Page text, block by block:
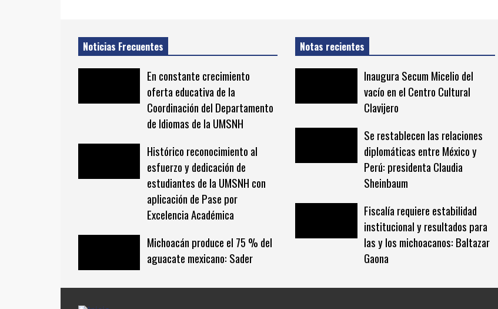
Noticias Frecuentes
En constante crecimiento
oferta educativa de la
Coordinación del Departamento
de Idiomas de la UMSNH
Histórico reconocimiento al
esfuerzo y dedicación de
estudiantes de la UMSNH con
aplicación de Pase por
Excelencia Académica
Michoacán produce el 75 % del
aguacate mexicano: Sader
Notas recientes
Inaugura Secum Micelio del
vacío en el Centro Cultural
Clavijero
Se restablecen las relaciones
diplomáticas entre México y
Perú: presidenta Claudia
Sheinbaum
Fiscalía requiere estabilidad
institucional y resultados para
las y los michoacanos: Baltazar
Gaona